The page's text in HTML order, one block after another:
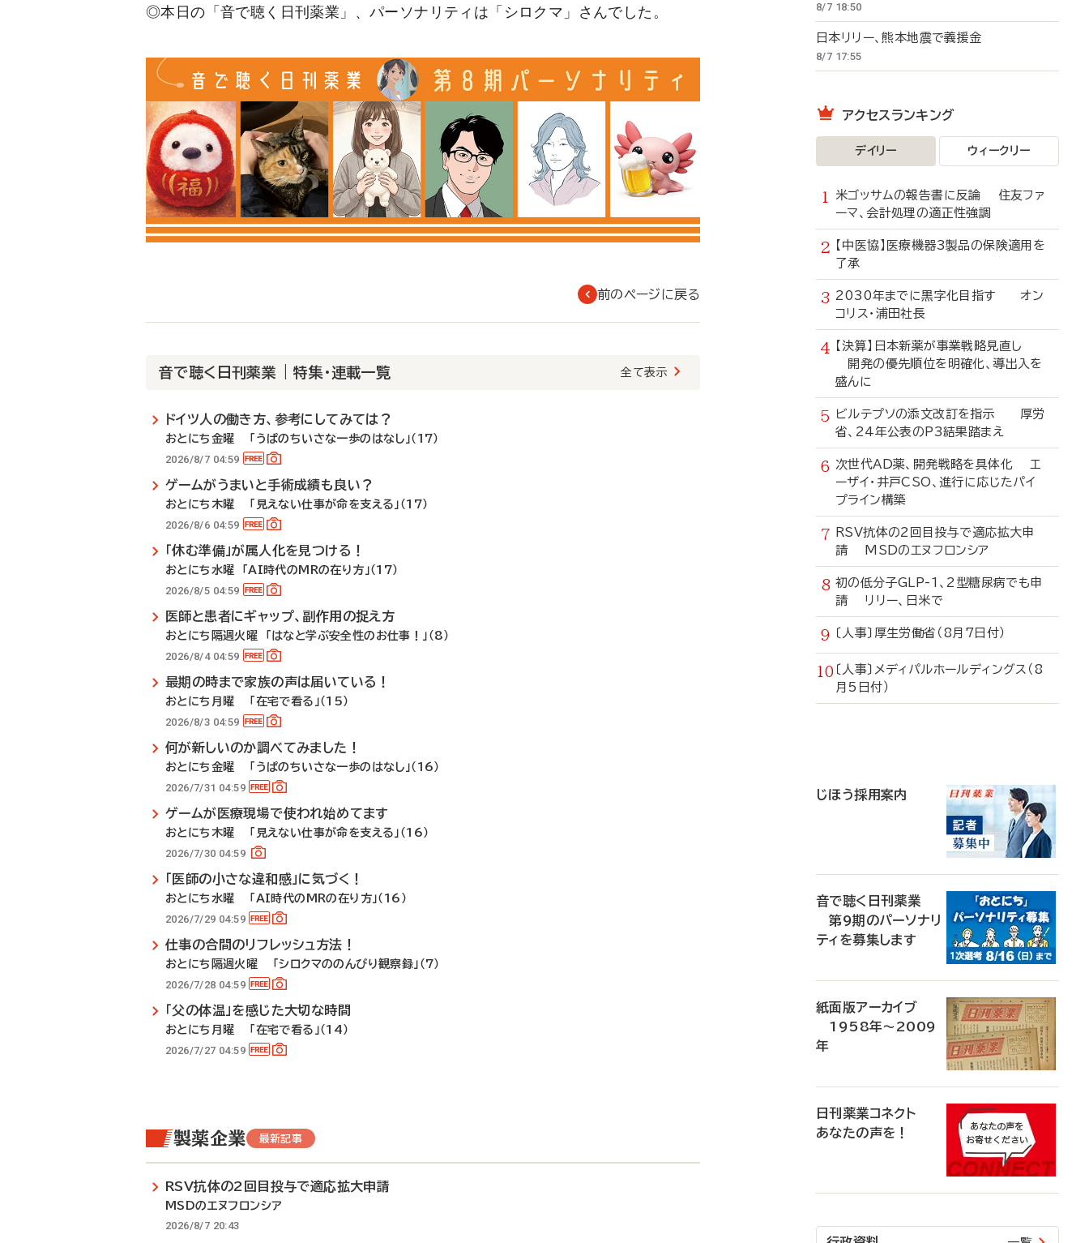
◎本日の「音で聴く日刊薬業」、パーソナリティは「シロクマ」さんでした。
前のページに戻る
音で聴く日刊薬業 | 特集・連載一覧 全て表示
ドイツ人の働き方、参考にしてみては？
おとにち金曜 「うぱのちいさな一歩のはなし」（17）
2026/8/7 04:59
ゲームがうまいと手術成績も良い？
おとにち木曜 「見えない仕事が命を支える」（17）
2026/8/6 04:59
「休む準備」が属人化を見つける！
おとにち水曜 「AI時代のMRの在り方」（17）
2026/8/5 04:59
医師と患者にギャップ、副作用の捉え方
おとにち隔週火曜 「はなと学ぶ安全性のお仕事！」（8）
2026/8/4 04:59
最期の時まで家族の声は届いている！
おとにち月曜 「在宅で看る」（15）
2026/8/3 04:59
何が新しいのか調べてみました！
おとにち金曜 「うぱのちいさな一歩のはなし」（16）
2026/7/31 04:59
ゲームが医療現場で使われ始めてます
おとにち木曜 「見えない仕事が命を支える」（16）
2026/7/30 04:59
「医師の小さな違和感」に気づく！
おとにち水曜 「AI時代のMRの在り方」（16）
2026/7/29 04:59
仕事の合間のリフレッシュ方法！
おとにち隔週火曜 「シロクマののんびり観察録」（7）
2026/7/28 04:59
「父の体温」を感じた大切な時間
おとにち月曜 「在宅で看る」（14）
2026/7/27 04:59
製薬企業 最新記事
RSV抗体の2回目投与で適応拡大申請
MSDのエヌフロンシア
2026/8/7 20:43
8/7 18:50
日本リリー、熊本地震で義援金
8/7 17:55
アクセスランキング
デイリー ウィークリー
米ゴッサムの報告書に反論 住友ファ
ーマ、会計処理の適正性強調
【中医協】医療機器3製品の保険適用を
了承
2030年までに黒字化目指す オン
コリス・浦田社長
【決算】日本新薬が事業戦略見直し
開発の優先順位を明確化、導出入を
盛んに
ビルテプソの添文改訂を指示 厚労
省、24年公表のP3結果踏まえ
次世代AD薬、開発戦略を具体化 エ
ーザイ・井戸CSO、進行に応じたパイ
プライン構築
RSV抗体の2回目投与で適応拡大申
請 MSDのエヌフロンシア
初の低分子GLP-1、2型糖尿病でも申
請 リリー、日米で
〔人事〕厚生労働省（8月7日付）
〔人事〕メディパルホールディングス（8
月5日付）
じほう採用案内
音で聴く日刊薬業
第9期のパーソナリ
ティを募集します
紙面版アーカイブ
1958年～2009
年
日刊薬業コネクト
あなたの声を！